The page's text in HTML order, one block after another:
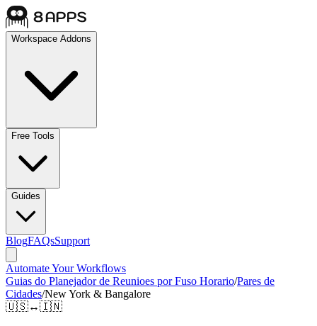
Workspace Addons
Free Tools
Guides
BlogFAQsSupport
Automate Your Workflows
Guias do Planejador de Reunioes por Fuso Horario/Pares de
Cidades/New York & Bangalore
🇺🇸↔🇮🇳